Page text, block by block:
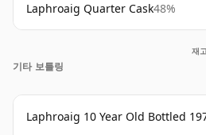
Laphroaig Quarter Cask48%
재
기타 보틀링
Laphroaig 10 Year Old Bottled